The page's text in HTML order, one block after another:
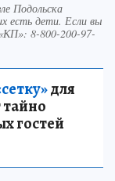
Подольска
есть дети. Если вы
8-800-200-97-
для
тайно
гостей